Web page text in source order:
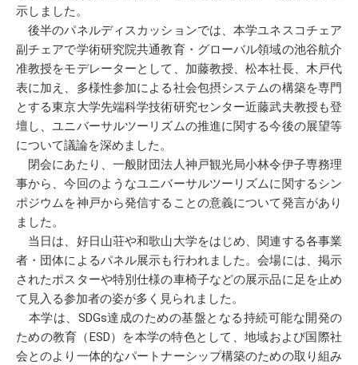
示しました。
後半のパネルディスカッションでは、本学ユネスコチェア
副チェアで学術研究院共通教育・グローバル領域の池谷航介
准教授をモデレーターとして、加藤教授、松本社長、木戸代
表に加え、多様性参加による社会包摂システムの構築を専門
とする東京大学先端科学技術研究センター近藤武夫教授も登
壇し、ユニバーサルツーリズムの推進に関する今後の展望等
について議論を深めました。
閉会にあたり、一般財団法人神戸観光局小林令伊子専務理
事から、今回のようなユニバーサルツーリズムに関するシン
ポジウムを神戸から発信することの意義について発言があり
ました。
当日は、好日山荘や和歌山大学をはじめ、関連する各事業
者・団体によるパネル展示も行われました。会場には、掲示
されたポスターや特別仕様の車椅子などの展示品に足を止め
て見入る参加者の姿が多く見られました。
本学は、SDGs達成のための基盤となる持続可能な開発の
ための教育（ESD）を本学の特色として、地域および国際社
会とのより一体的なパートナーシップ構築のための取り組み